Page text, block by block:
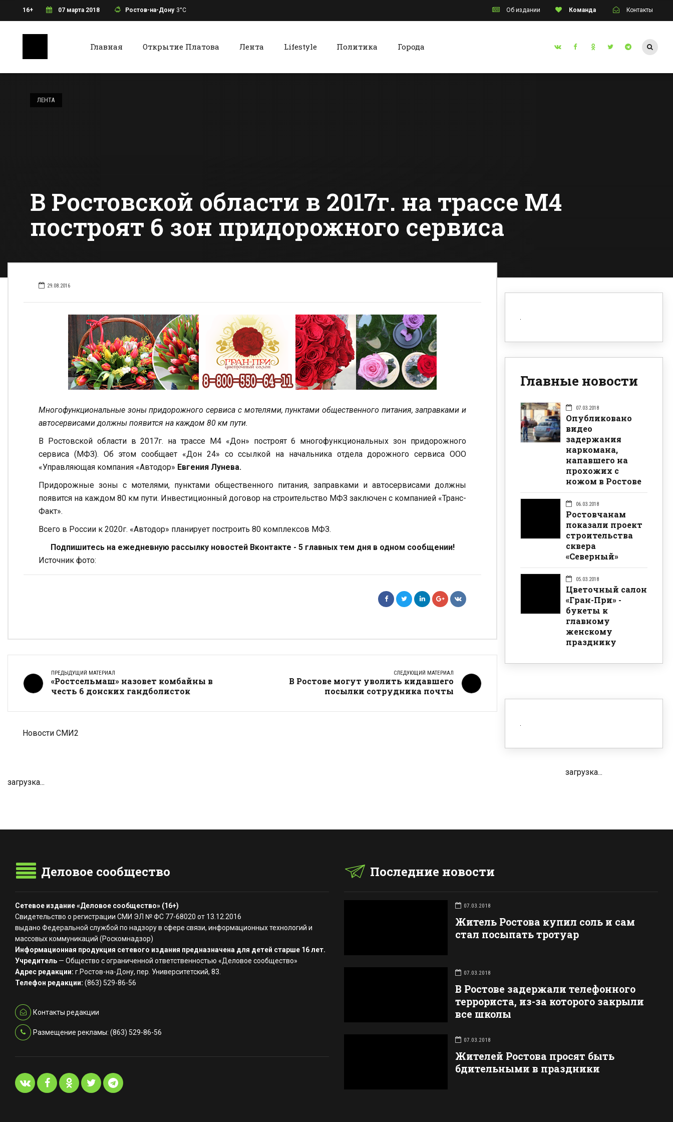
16+ 07 марта 2018 Ростов-на-Дону 3°C Об издании Команда Контакты
Главная Открытие Платова Лента Lifestyle Политика Города
ЛЕНТА
В Ростовской области в 2017г. на трассе М4
построят 6 зон придорожного сервиса
29.08.2016
Многофункциональные зоны придорожного сервиса с мотелями, пунктами общественного питания, заправками и
автосервисами должны появится на каждом 80 км пути.
В Ростовской области в 2017г. на трассе М4 «Дон» построят 6 многофункциональных зон придорожного
сервиса (МФЗ). Об этом сообщает «Дон 24» со ссылкой на начальника отдела дорожного сервиса ООО
«Управляющая компания «Автодор» Евгения Лунева.
Придорожные зоны с мотелями, пунктами общественного питания, заправками и автосервисами должны
появится на каждом 80 км пути. Инвестиционный договор на строительство МФЗ заключен с компанией «Транс-
Факт».
Всего в России к 2020г. «Автодор» планирует построить 80 комплексов МФЗ.
Подпишитесь на ежедневную рассылку новостей Вконтакте - 5 главных тем дня в одном сообщении!
Источник фото:
ПРЕДЫДУЩИЙ МАТЕРИАЛ
«Ростсельмаш» назовет комбайны в
честь 6 донских гандболисток
СЛЕДУЮЩИЙ МАТЕРИАЛ
В Ростове могут уволить кидавшего
посылки сотрудника почты
Новости СМИ2
загрузка...
Главные новости
07.03.2018
Опубликовано
видео
задержания
наркомана,
напавшего на
прохожих с
ножом в Ростове
06.03.2018
Ростовчанам
показали проект
строительства
сквера
«Северный»
05.03.2018
Цветочный салон
«Гран-При» -
букеты к
главному
женскому
празднику
загрузка...
Деловое сообщество
Сетевое издание «Деловое сообщество» (16+)
Свидетельство о регистрации СМИ ЭЛ № ФС 77-68020 от 13.12.2016
выдано Федеральной службой по надзору в сфере связи, информационных технологий и
массовых коммуникаций (Роскомнадзор)
Информационная продукция сетевого издания предназначена для детей старше 16 лет.
Учредитель — Общество с ограниченной ответственностью «Деловое сообщество»
Адрес редакции: г.Ростов-на-Дону, пер. Университетский, 83.
Телефон редакции: (863) 529-86-56
Контакты редакции
Размещение рекламы: (863) 529-86-56
Последние новости
07.03.2018
Житель Ростова купил соль и сам
стал посыпать тротуар
07.03.2018
В Ростове задержали телефонного
террориста, из-за которого закрыли
все школы
07.03.2018
Жителей Ростова просят быть
бдительными в праздники